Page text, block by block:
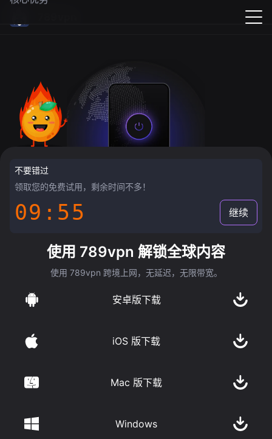
不要错过
领取您的免费试用，剩余时间不多！
09:55 继续
使用 789vpn 解锁全球内容
使用 789vpn 跨境上网，无延迟，无限带宽。
安卓版下载
iOS 版下载
Mac 版下载
Windows